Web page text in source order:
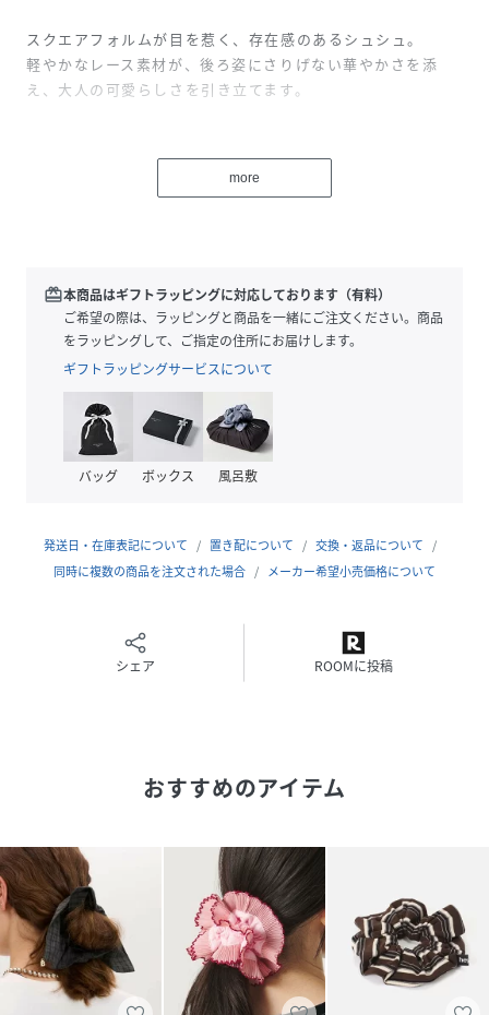
スクエアフォルムが目を惹く、存在感のあるシュシュ。
軽やかなレース素材が、後ろ姿にさりげない華やかさを添
え、大人の可愛らしさを引き立てます。
フレンチカジュアルを新解釈した”IENABLACK”
26夏は、建築家アイリーン・グレイが手がけた住居
※シリーズもございます。
BLACKクロップドデニムパンツ（品番:26030900935020)
BLACKワイドチノパンツ（品番:26030900936020)
BLACKシャンブレーシャツ（品番:26050900937020)
BLACKシャンブレーフリルブラウス（品
番:26051900938020)
BLACKチェックキャミブラウス（品番:26051900939020)
BLACK襟フリルブラウス（品番:26051900940020)
BLACKフリル付きボーダーカットソー（品
番:26070900942020)
BLACKポケット付きプリントTシャツ（品
番:26070900946020)
BLACKチェックシュシュ（品番:26090900951020)
BLACKコサージュ付きシャツ（品番:26050900949020)
※取り扱いについては、商品についている品質表示でご確認
ください。
※こちらの商品は、IENAでの取り扱いになります。
more
redeem本商品はギフトラッピングに対応しております（有料）
ご希望の際は、ラッピングと商品を一緒にご注文ください。商品
をラッピングして、ご指定の住所にお届けします。
ギフトラッピングサービスについて
バッグ ボックス 風呂敷
発送日・在庫表記について 置き配について
交換・返品について
同時に複数の商品を注文された場合
メーカー希望小売価格について
シェア ROOMに投稿
おすすめのアイテム